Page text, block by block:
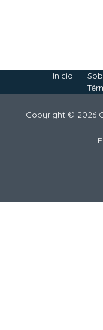
Inicio
Copyright © 2026